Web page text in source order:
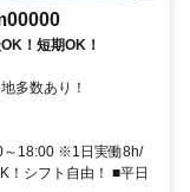
！短期OK！
多数あり！
～18:00 ※1日実働8h/
！シフト自由！ ■平日